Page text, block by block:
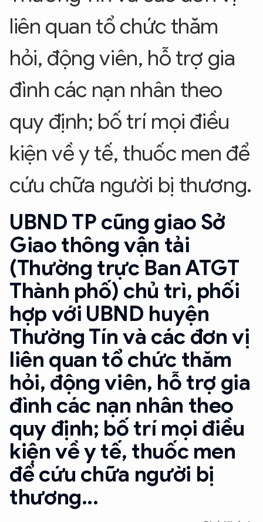
liên quan tổ chức thăm
hỏi, động viên, hỗ trợ gia
đình các nạn nhân theo
quy định; bố trí mọi điều
kiện về y tế, thuốc men để
cứu chữa người bị thương.
UBND TP cũng giao Sở
Giao thông vận tải
(Thường trực Ban ATGT
Thành phố) chủ trì, phối
hợp với UBND huyện
Thường Tín và các đơn vị
liên quan tổ chức thăm
hỏi, động viên, hỗ trợ gia
đình các nạn nhân theo
quy định; bố trí mọi điều
kiện về y tế, thuốc men
để cứu chữa người bị
thương...